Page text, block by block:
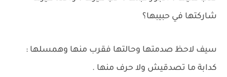
شاركتها في حبيبها؟
سيف لاحظ صدمتها وحالتها فقرب منها وهمسلها :
كدابة ما تصدقيش ولا حرف منها .